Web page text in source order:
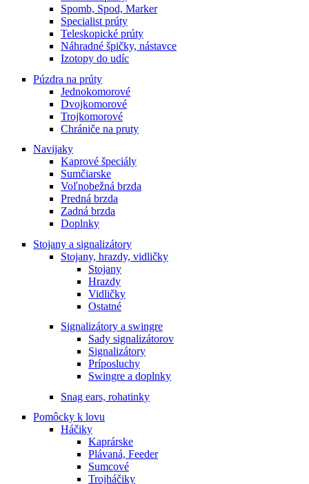
Spomb, Spod, Marker
Specialist prúty
Teleskopické prúty
Náhradné špičky, nástavce
Izotopy do udíc
Púzdra na prúty
Jednokomorové
Dvojkomorové
Trojkomorové
Chrániče na pruty
Navijaky
Kaprové špeciály
Sumčiarske
Voľnobežná brzda
Predná brzda
Zadná brzda
Doplnky
Stojany a signalizátory
Stojany, hrazdy, vidličky
Stojany
Hrazdy
Vidličky
Ostatné
Signalizátory a swingre
Sady signalizátorov
Signalizátory
Príposluchy
Swingre a doplnky
Snag ears, rohatinky
Pomôcky k lovu
Háčiky
Kaprárske
Plávaná, Feeder
Sumcové
Trojháčiky